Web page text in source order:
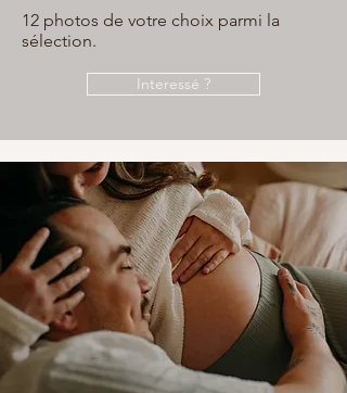
12 photos de votre choix parmi la
sélection.
Interessé ?